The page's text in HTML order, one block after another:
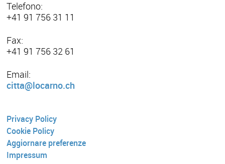
Telefono:
+41 91 756 31 11
Fax:
+41 91 756 32 61
Email:
citta@locarno.ch
Privacy Policy
Cookie Policy
Aggiornare preferenze
Impressum